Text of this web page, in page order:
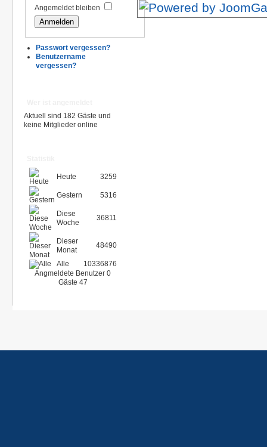
Angemeldet bleiben
Passwort vergessen?
Benutzername
vergessen?
Aktuell sind 182 Gäste und
keine Mitglieder online
Heute 3259
Gestern 5316
Diese
Woche
36811
Dieser
Monat
48490
Alle
10336876
Angmeldete Benutzer 0
Gäste 47